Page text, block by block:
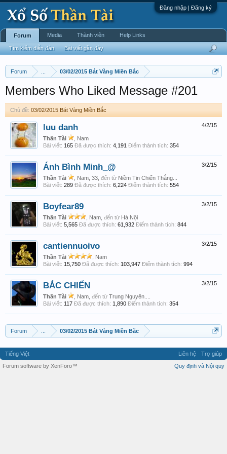
Đăng nhập | Đăng ký
Forum 03/02/2015 Bát Vàng Miền Bắc
Members Who Liked Message #201
Chủ đề: 03/02/2015 Bát Vàng Miền Bắc
4/2/15
luu danh
Thần Tài
, Nam
Bài viết: 165 Đã được thích: 4,191 Điểm thành tích: 354
3/2/15
Ánh Bình Minh_@
Thần Tài , Nam, 33, đến từ Niềm Tin Chiến Thắng...
Bài viết: 289 Đã được thích: 6,224 Điểm thành tích: 554
3/2/15
Boyfear89
Thần Tài , Nam, đến từ Hà Nội
Bài viết: 5,565 Đã được thích: 61,932 Điểm thành tích: 844
3/2/15
cantiennuoivo
Thần Tài
, Nam
Bài viết: 15,750 Đã được thích: 103,947 Điểm thành tích: 994
3/2/15
BẮC CHIẾN
Thần Tài , Nam, đến từ Trung Nguyên....
Bài viết: 117 Đã được thích: 1,890 Điểm thành tích: 354
Forum 03/02/2015 Bát Vàng Miền Bắc
Forum
Tìm kiếm diễn đàn Bài viết gần đây
Media Thành viên Help Links
Tiếng Việt Liên hệ
Trợ giúp
Quy định và Nội quy
Forum software by XenForo™